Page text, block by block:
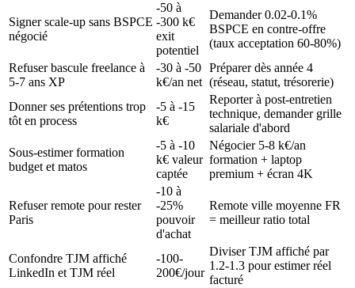
Signer scale-up sans BSPCE
négocié
-50 à
-300 k€
exit
potentiel
Demander 0.02-0.1%
BSPCE en contre-offre
(taux acceptation 60-80%)
Refuser bascule freelance à
5-7 ans XP
-30 à -50
k€/an net
Préparer dès année 4
(réseau, statut, trésorerie)
Donner ses prétentions trop
tôt en process
-5 à -15
k€
Reporter à post-entretien
technique, demander grille
salariale d'abord
Sous-estimer formation
budget et matos
-5 à -10
k€ valeur
captée
Négocier 5-8 k€/an
formation + laptop
premium + écran 4K
Refuser remote pour rester
Paris
-10 à
-25%
pouvoir
d'achat
Remote ville moyenne FR
= meilleur ratio total
Confondre TJM affiché
LinkedIn et TJM réel
-100-
200€/jour
Diviser TJM affiché par
1.2-1.3 pour estimer réel
facturé